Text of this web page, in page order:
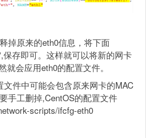
掉原来的eth0信息，将下面
保存即可。这样就可以将新的网卡
就会应用eth0的配置文件。
文件中可能会包含原来网卡的MAC
手工删掉,CentOS的配置文件
scripts/ifcfg-eth0